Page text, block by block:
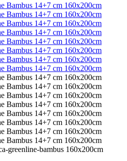
greenline-bambus 160x200cm